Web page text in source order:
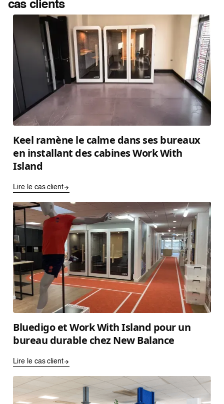
cas clients
Keel ramène le calme dans ses bureaux
en installant des cabines Work With
Island
Lire le cas client
Bluedigo et Work With Island pour un
bureau durable chez New Balance
Lire le cas client